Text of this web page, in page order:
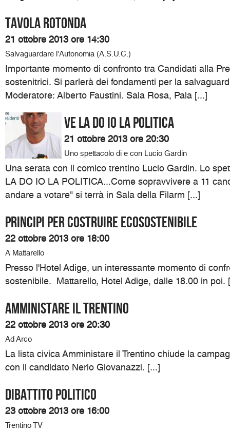
Tavola Rotonda
21 ottobre 2013 ore 14:30
Salvaguardare l'Autonomia (A.S.U.C.)
Importante momento di confronto tra Candidati alla
sostenitrici. Si parlerà dei fondamenti per la
Moderatore: Alberto Faustini. Sala Rosa, Pala [...]
VE LA DO IO LA POLITICA
21 ottobre 2013 ore 20:30
Uno spettacolo di e con Lucio Gardin
Una serata con il comico trentino Lucio Gardin. Lo
LA DO IO LA POLITICA...Come sopravvivere a 11
andare a votare" si terrà in Sala della Filarm [...]
Principi per costruire ecosostenibile
22 ottobre 2013 ore 18:00
A Mattarello
Presso l'Hotel Adige, un interessante momento di
sostenibile. Mattarello, Hotel Adige, dalle 18.00 in poi.
Amministare il Trentino
22 ottobre 2013 ore 20:30
Ad Arco
La lista civica Amministare il Trentino chiude la
con il candidato Nerio Giovanazzi. [...]
Dibattito politico
23 ottobre 2013 ore 16:00
Trentino TV